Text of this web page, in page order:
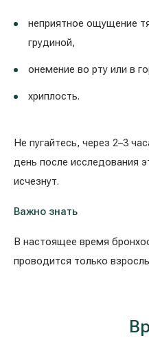
неприятное ощущение
грудиной,
онемение во рту или в
хриплость.
Не пугайтесь, через 2–3
день после исследования
исчезнут.
Важно знать
В настоящее время
проводится только